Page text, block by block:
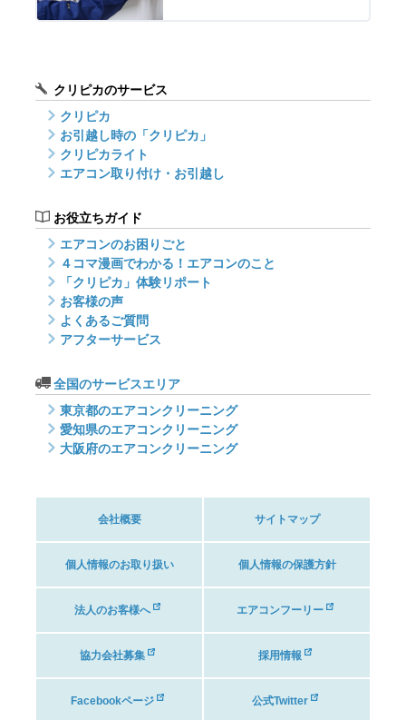
クリピカのサービス
クリピカ
お引越し時の「クリピカ」
クリピカライト
エアコン取り付け・お引越し
お役立ちガイド
エアコンのお困りごと
４コマ漫画でわかる！エアコンのこと
「クリピカ」体験リポート
お客様の声
よくあるご質問
アフターサービス
全国のサービスエリア
東京都のエアコンクリーニング
愛知県のエアコンクリーニング
大阪府のエアコンクリーニング
会社概要 サイトマップ
個人情報のお取り扱い 個人情報の保護方針
法人のお客様へ エアコンフーリー
協力会社募集 採用情報
Facebookページ 公式Twitter